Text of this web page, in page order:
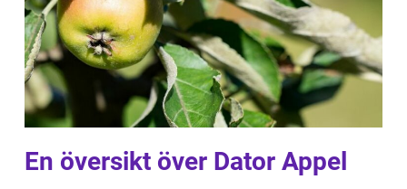
En översikt över Dator Appel